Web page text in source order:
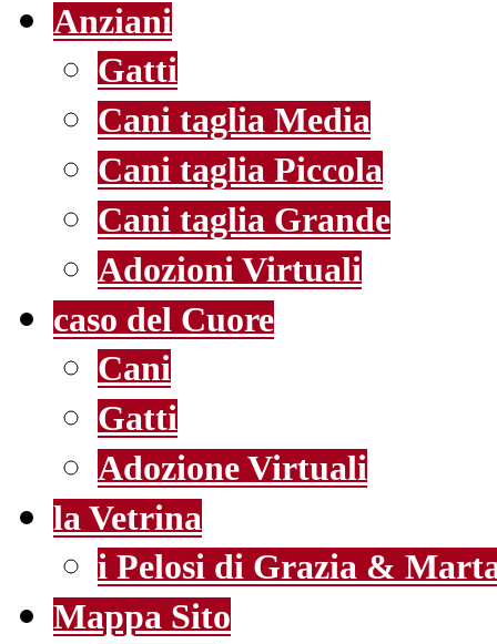
Anziani
Gatti
Cani taglia Media
Cani taglia Piccola
Cani taglia Grande
Adozioni Virtuali
caso del Cuore
Cani
Gatti
Adozione Virtuali
la Vetrina
i Pelosi di Grazia &
Mappa Sito